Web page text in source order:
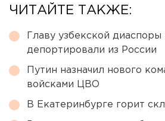
ЧИТАЙТЕ ТАКЖЕ:
Главу узбекской
депортировали из России
Путин назначил нового
войсками ЦВО
В Екатеринбурге горит